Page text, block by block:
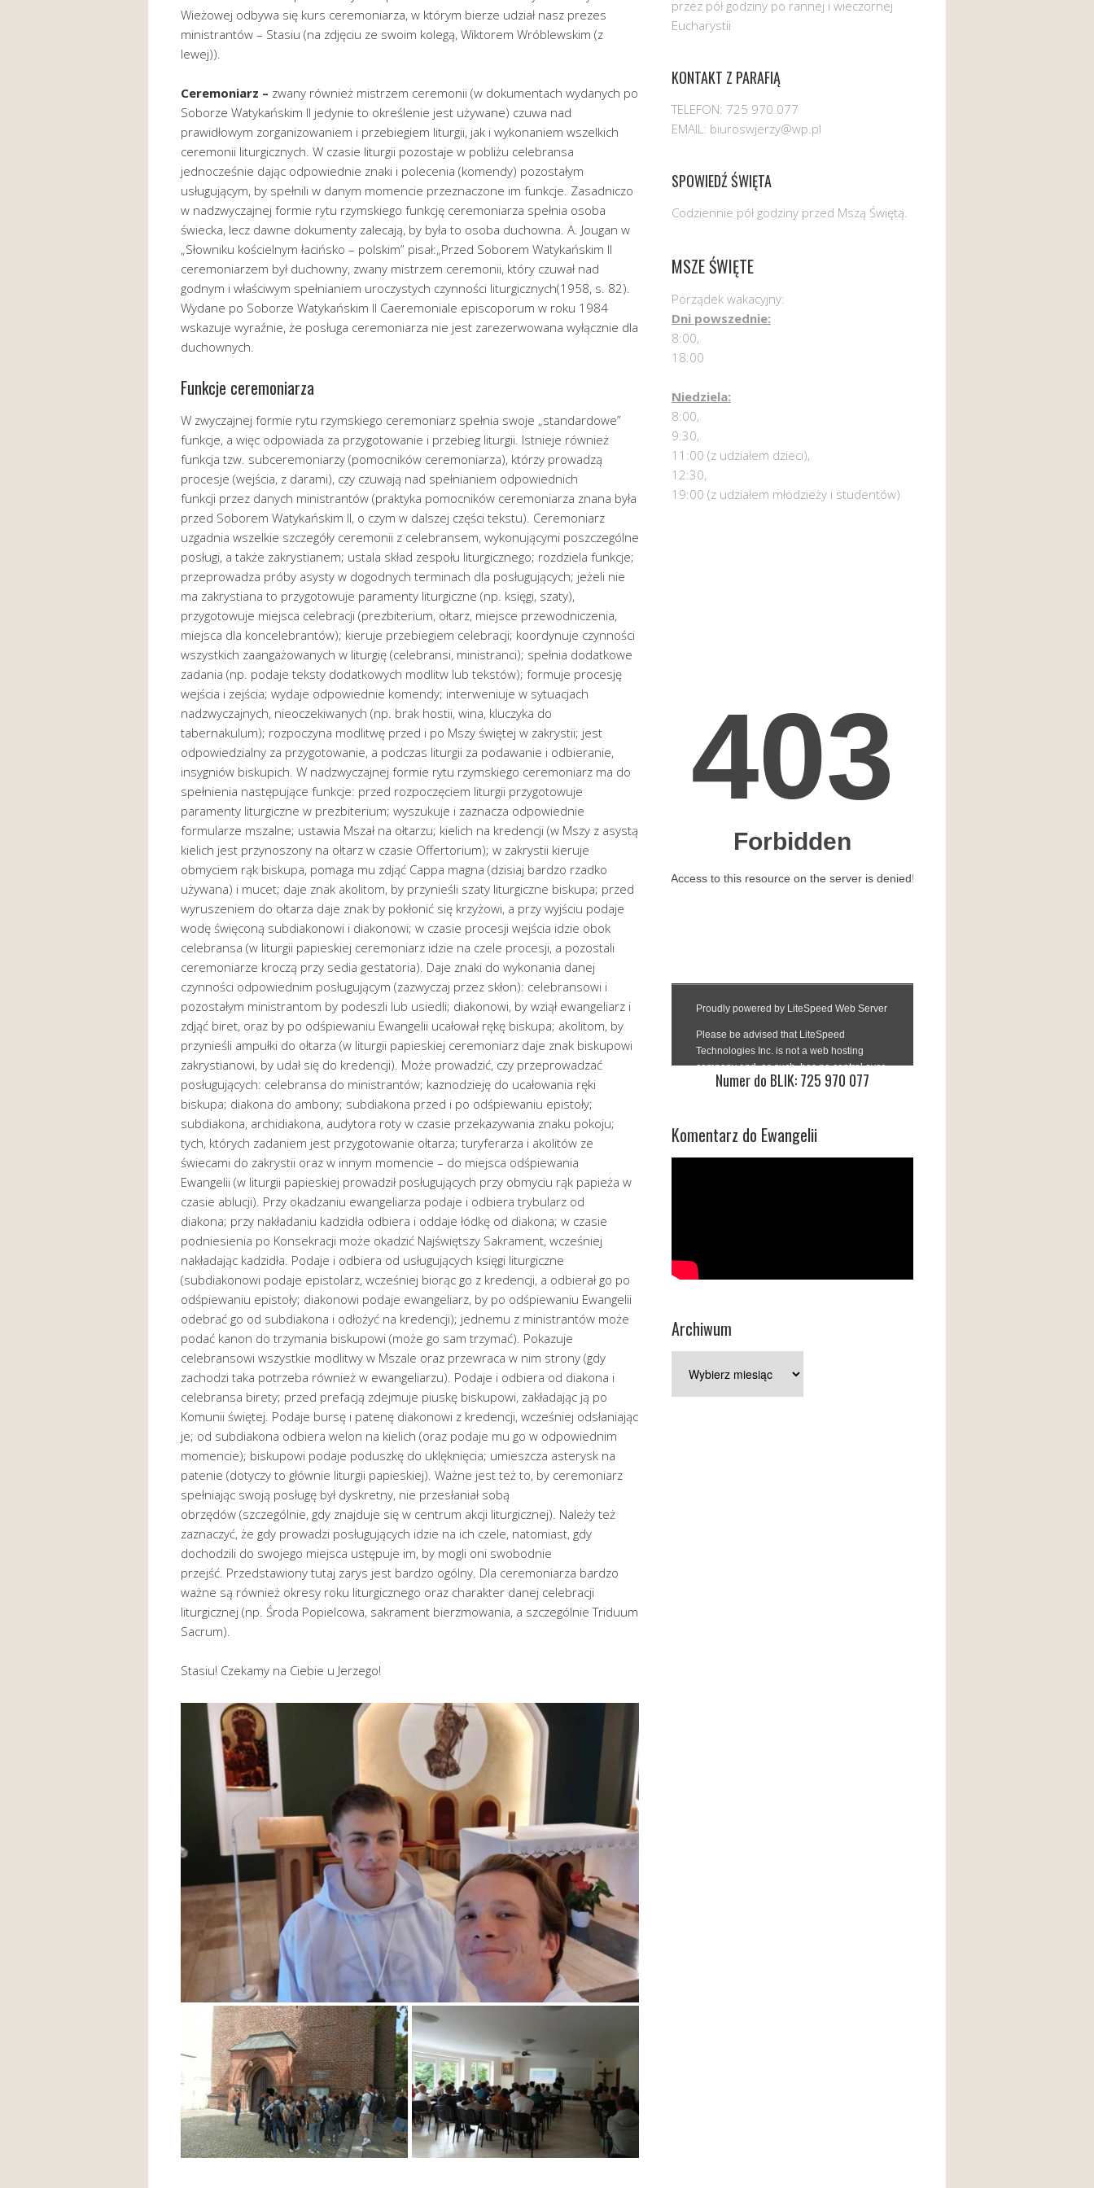
Wieżowej odbywa się kurs ceremoniarza, w którym bierze udział nasz prezes
ministrantów – Stasiu (na zdjęciu ze swoim kolegą, Wiktorem Wróblewskim (z
lewej)).
Ceremoniarz – zwany również mistrzem ceremonii (w dokumentach wydanych po
Soborze Watykańskim II jedynie to określenie jest używane) czuwa nad
prawidłowym zorganizowaniem i przebiegiem liturgii, jak i wykonaniem wszelkich
ceremonii liturgicznych. W czasie liturgii pozostaje w pobliżu celebransa
jednocześnie dając odpowiednie znaki i polecenia (komendy) pozostałym
usługującym, by spełnili w danym momencie przeznaczone im funkcje. Zasadniczo
w nadzwyczajnej formie rytu rzymskiego funkcję ceremoniarza spełnia osoba
świecka, lecz dawne dokumenty zalecają, by była to osoba duchowna. A. Jougan w
„Słowniku kościelnym łacińsko – polskim” pisał:„Przed Soborem Watykańskim II
ceremoniarzem był duchowny, zwany mistrzem ceremonii, który czuwał nad
godnym i właściwym spełnianiem uroczystych czynności liturgicznych(1958, s. 82).
Wydane po Soborze Watykańskim II Caeremoniale episcoporum w roku 1984
wskazuje wyraźnie, że posługa ceremoniarza nie jest zarezerwowana wyłącznie dla
duchownych.
Funkcje ceremoniarza
W zwyczajnej formie rytu rzymskiego ceremoniarz spełnia swoje „standardowe”
funkcje, a więc odpowiada za przygotowanie i przebieg liturgii. Istnieje również
funkcja tzw. subceremoniarzy (pomocników ceremoniarza), którzy prowadzą
procesje (wejścia, z darami), czy czuwają nad spełnianiem odpowiednich
funkcji przez danych ministrantów (praktyka pomocników ceremoniarza znana była
przed Soborem Watykańskim II, o czym w dalszej części tekstu). Ceremoniarz
uzgadnia wszelkie szczegóły ceremonii z celebransem, wykonującymi poszczególne
posługi, a także zakrystianem; ustala skład zespołu liturgicznego; rozdziela funkcje;
przeprowadza próby asysty w dogodnych terminach dla posługujących; jeżeli nie
ma zakrystiana to przygotowuje paramenty liturgiczne (np. księgi, szaty),
przygotowuje miejsca celebracji (prezbiterium, ołtarz, miejsce przewodniczenia,
miejsca dla koncelebrantów); kieruje przebiegiem celebracji; koordynuje czynności
wszystkich zaangażowanych w liturgię (celebransi, ministranci); spełnia dodatkowe
zadania (np. podaje teksty dodatkowych modlitw lub tekstów); formuje procesję
wejścia i zejścia; wydaje odpowiednie komendy; interweniuje w sytuacjach
nadzwyczajnych, nieoczekiwanych (np. brak hostii, wina, kluczyka do
tabernakulum); rozpoczyna modlitwę przed i po Mszy świętej w zakrystii; jest
odpowiedzialny za przygotowanie, a podczas liturgii za podawanie i odbieranie,
insygniów biskupich. W nadzwyczajnej formie rytu rzymskiego ceremoniarz ma do
spełnienia następujące funkcje: przed rozpoczęciem liturgii przygotowuje
paramenty liturgiczne w prezbiterium; wyszukuje i zaznacza odpowiednie
formularze mszalne; ustawia Mszał na ołtarzu; kielich na kredencji (w Mszy z asystą
kielich jest przynoszony na ołtarz w czasie Offertorium); w zakrystii kieruje
obmyciem rąk biskupa, pomaga mu zdjąć Cappa magna (dzisiaj bardzo rzadko
używana) i mucet; daje znak akolitom, by przynieśli szaty liturgiczne biskupa; przed
wyruszeniem do ołtarza daje znak by pokłonić się krzyżowi, a przy wyjściu podaje
wodę święconą subdiakonowi i diakonowi; w czasie procesji wejścia idzie obok
celebransa (w liturgii papieskiej ceremoniarz idzie na czele procesji, a pozostali
ceremoniarze kroczą przy sedia gestatoria). Daje znaki do wykonania danej
czynności odpowiednim posługującym (zazwyczaj przez skłon): celebransowi i
pozostałym ministrantom by podeszli lub usiedli; diakonowi, by wziął ewangeliarz i
zdjąć biret, oraz by po odśpiewaniu Ewangelii ucałował rękę biskupa; akolitom, by
przynieśli ampułki do ołtarza (w liturgii papieskiej ceremoniarz daje znak biskupowi
zakrystianowi, by udał się do kredencji). Może prowadzić, czy przeprowadzać
posługujących: celebransa do ministrantów; kaznodzieję do ucałowania ręki
biskupa; diakona do ambony; subdiakona przed i po odśpiewaniu epistoły;
subdiakona, archidiakona, audytora roty w czasie przekazywania znaku pokoju;
tych, których zadaniem jest przygotowanie ołtarza; turyferarza i akolitów ze
świecami do zakrystii oraz w innym momencie – do miejsca odśpiewania
Ewangelii (w liturgii papieskiej prowadził posługujących przy obmyciu rąk papieża w
czasie ablucji). Przy okadzaniu ewangeliarza podaje i odbiera trybularz od
diakona; przy nakładaniu kadzidła odbiera i oddaje łódkę od diakona; w czasie
podniesienia po Konsekracji może okadzić Najświętszy Sakrament, wcześniej
nakładając kadzidła. Podaje i odbiera od usługujących księgi liturgiczne
(subdiakonowi podaje epistolarz, wcześniej biorąc go z kredencji, a odbierał go po
odśpiewaniu epistoły; diakonowi podaje ewangeliarz, by po odśpiewaniu Ewangelii
odebrać go od subdiakona i odłożyć na kredencji); jednemu z ministrantów może
podać kanon do trzymania biskupowi (może go sam trzymać). Pokazuje
celebransowi wszystkie modlitwy w Mszale oraz przewraca w nim strony (gdy
zachodzi taka potrzeba również w ewangeliarzu). Podaje i odbiera od diakona i
celebransa birety; przed prefacją zdejmuje piuskę biskupowi, zakładając ją po
Komunii świętej. Podaje bursę i patenę diakonowi z kredencji, wcześniej odsłaniając
je; od subdiakona odbiera welon na kielich (oraz podaje mu go w odpowiednim
momencie); biskupowi podaje poduszkę do uklęknięcia; umieszcza asterysk na
patenie (dotyczy to głównie liturgii papieskiej). Ważne jest też to, by ceremoniarz
spełniając swoją posługę był dyskretny, nie przesłaniał sobą
obrzędów (szczególnie, gdy znajduje się w centrum akcji liturgicznej). Należy też
zaznaczyć, że gdy prowadzi posługujących idzie na ich czele, natomiast, gdy
dochodzili do swojego miejsca ustępuje im, by mogli oni swobodnie
przejść. Przedstawiony tutaj zarys jest bardzo ogólny. Dla ceremoniarza bardzo
ważne są również okresy roku liturgicznego oraz charakter danej celebracji
liturgicznej (np. Środa Popielcowa, sakrament bierzmowania, a szczególnie Triduum
Sacrum).
Stasiu! Czekamy na Ciebie u Jerzego!
przez pół godziny po rannej i wieczornej
Eucharystii
KONTAKT Z PARAFIĄ
TELEFON: 725 970 077
EMAIL: biuroswjerzy@wp.pl
SPOWIEDŹ ŚWIĘTA
Codziennie pół godziny przed Mszą Świętą.
MSZE ŚWIĘTE
Porządek wakacyjny:
Dni powszednie:
8:00,
18:00
Niedziela:
8:00,
9:30,
11:00 (z udziałem dzieci),
12:30,
19:00 (z udziałem młodzieży i studentów)
Numer do BLIK: 725 970 077
Komentarz do Ewangelii
Archiwum